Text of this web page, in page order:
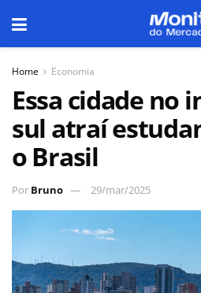
Home Economia
Essa cidade no
sul atraí
o Brasil
Por Bruno 29/mar/2025